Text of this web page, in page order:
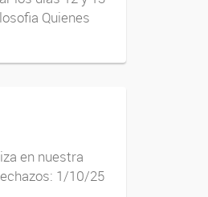
Quienes
en nuestra
1/10/25